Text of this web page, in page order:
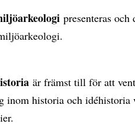
presenteras och
är främst till för att
inom historia och idéhistoria